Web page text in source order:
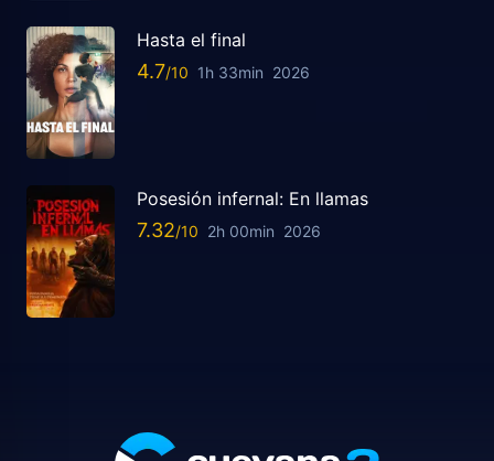
Hasta el final
4.7 1h 33min 2026
Posesión infernal: En llamas
7.32 2h 00min 2026